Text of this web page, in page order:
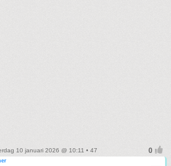
10 januari 2026 @ 10:11 • 47